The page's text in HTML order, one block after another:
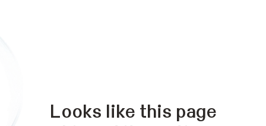
Looks like this page